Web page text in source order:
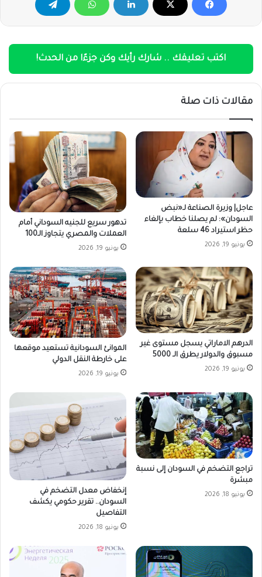
اكتب تعليقك .. شارك رأيك وكن جزءًا من الحدث!
مقالات ذات صلة
عاجل| وزيرة الصناعة لـ«نبض
السودان»: لم يصلنا خطاب بإلغاء
حظر استيراد 46 سلعة
يونيو 19, 2026
تدهور سريع للجنيه السوداني أمام
العملات والمصري يتجاوز الـ100
يونيو 19, 2026
الدرهم الاماراتي يسجل مستوى غير
مسبوق والدولار يطرق الـ 5000
يونيو 19, 2026
الموانئ السودانية تستعيد موقعها
على خارطة النقل الدولي
يونيو 19, 2026
تراجع التضخم في السودان إلى نسبة
مبشرة
يونيو 18, 2026
إنخفاض معدل التضخم في
السودان.. تقرير حكومي يكشف
التفاصيل
يونيو 18, 2026